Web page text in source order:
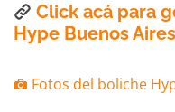
Click acá para
Hype Buenos Aires
Fotos del boliche